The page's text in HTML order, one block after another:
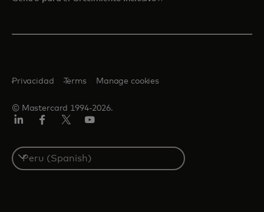
© Mastercard 1994-2026.
Privacidad Terms Manage cookies
Select
a
country